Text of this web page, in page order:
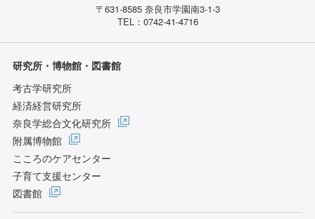
〒631-8585 奈良市学園南3-1-3
TEL：0742-41-4716
研究所・博物館・図書館
考古学研究所
経済経営研究所
奈良学総合文化研究所
附属博物館
こころのケアセンター
子育て支援センター
図書館